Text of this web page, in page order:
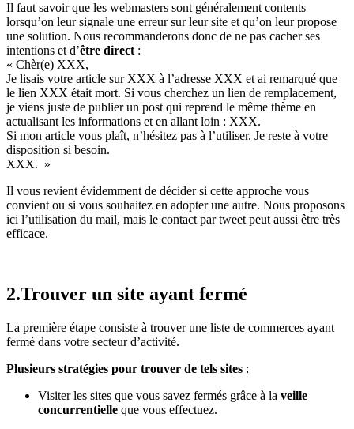
Il faut savoir que les webmasters sont généralement contents
lorsqu’on leur signale une erreur sur leur site et qu’on leur propose
une solution. Nous recommanderons donc de ne pas cacher ses
intentions et d’être direct:
« Chèr(e) XXX,
Je lisais votre article sur XXX à l’adresse XXX et ai remarqué que
le lien XXX était mort. Si vous cherchez un lien de remplacement,
je viens juste de publier un post qui reprend le même thème en
actualisant les informations et en allant loin : XXX.
Si mon article vous plaît, n’hésitez pas à l’utiliser. Je reste à votre
disposition si besoin.
XXX. »
Il vous revient évidemment de décider si cette approche vous
convient ou si vous souhaitez en adopter une autre. Nous proposons
ici l’utilisation du mail, mais le contact par tweet peut aussi être très
efficace.
2.Trouver un site ayant fermé
La première étape consiste à trouver une liste de commerces ayant
fermé dans votre secteur d’activité.
Plusieurs stratégies pour trouver de tels sites :
Visiter les sites que vous savez fermés grâce à la veille
concurrentielle que vous effectuez.